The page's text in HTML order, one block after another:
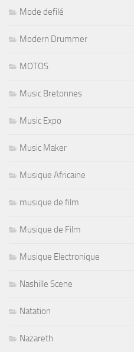
Mode defilé
Modern Drummer
MOTOS
Music Bretonnes
Music Expo
Music Maker
Musique Africaine
musique de film
Musique de Film
Musique Electronique
Nashille Scene
Natation
Nazareth